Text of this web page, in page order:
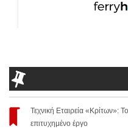
Τεχνική Εταιρεία «Κρίτων»:
επιτυχημένο έργο